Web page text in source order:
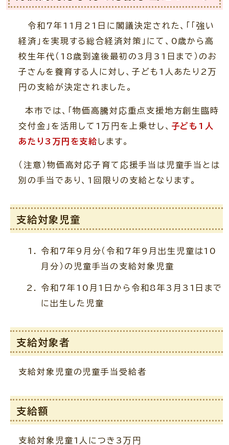
令和7年11月21日に閣議決定された、「「強い
経済」を実現する総合経済対策」にて、0歳から高
校生年代（18歳到達後最初の3月31日まで）のお
子さんを養育する人に対し、子ども1人あたり2万
円の支給が決定されました。
本市では、「物価高騰対応重点支援地方創生臨時
交付金」を活用して1万円を上乗せし、 子ども1人
あたり3万円を支給 します。
（注意）物価高対応子育て応援手当は児童手当とは
別の手当であり、1回限りの支給となります。
支給対象児童
令和7年9月分（令和7年9月出生児童は10
月分）の児童手当の支給対象児童
令和7年10月1日から令和8年3月31日まで
に出生した児童
支給対象者
支給対象児童の児童手当受給者
支給額
支給対象児童1人につき3万円